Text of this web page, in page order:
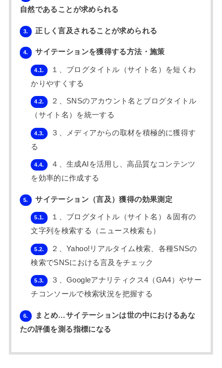
自然であることが求められる
3. 正しく言及されることが求められる
4. サイテーションを獲得する方法・施策
4.1.
１、ブログタイトル（サイト名）を短くわ
かりやすくする
4.2.
２、SNSのアカウント名とブログタイトル
（サイト名）を統一する
4.3.
３、メディアからの取材を積極的に獲得す
る
4.4.
４、生成AIを活用し、高品質なコンテンツ
を効率的に作成する
5. サイテーション（言及）獲得の効果測定
5.1.
１、ブログタイトル（サイト名）＆固有の
文字列を検索する（ニュース検索も）
5.2.
２、Yahoo!リアルタイム検索、各種SNSの
検索でSNSにおける言及をチェック
5.3.
３、Googleアナリティクス4（GA4）やサー
チコンソールで検索状況を把握する
6.
まとめ…サイテーションは世の中におけるあな
たの評価を測る指標になる